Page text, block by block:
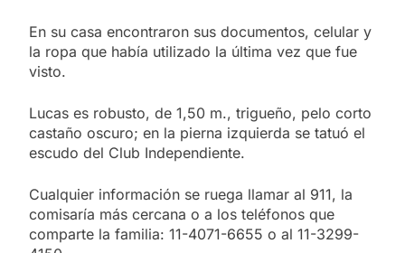
En su casa encontraron sus documentos, celular y
la ropa que había utilizado la última vez que fue
visto.
Lucas es robusto, de 1,50 m., trigueño, pelo corto
castaño oscuro; en la pierna izquierda se tatuó el
escudo del Club Independiente.
Cualquier información se ruega llamar al 911, la
comisaría más cercana o a los teléfonos que
comparte la familia: 11-4071-6655 o al 11-3299-